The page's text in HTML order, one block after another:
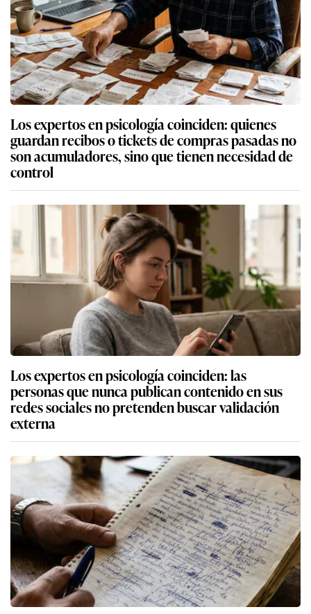
Los expertos en psicología coinciden: quienes
guardan recibos o tickets de compras pasadas no
son acumuladores, sino que tienen necesidad de
control
Los expertos en psicología coinciden: las
personas que nunca publican contenido en sus
redes sociales no pretenden buscar validación
externa